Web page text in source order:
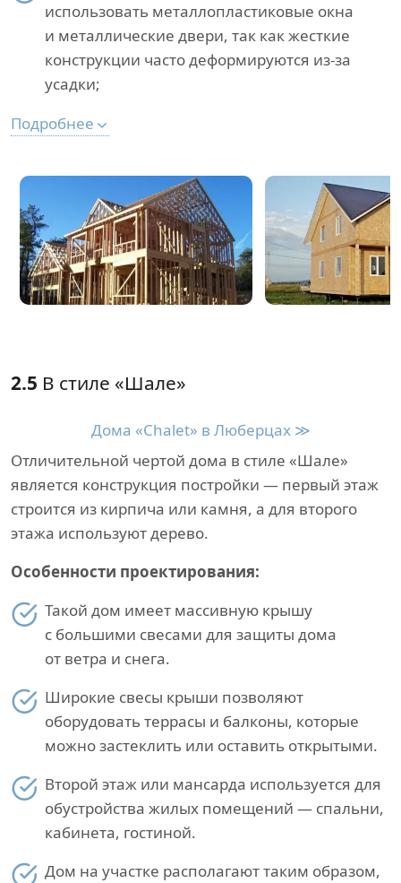
использовать металлопластиковые окна
и металлические двери, так как жесткие
конструкции часто деформируются из-за
усадки;
Подробнее
2.5 В стиле «Шале»
Дома «Chalet» в Люберцах ≫
Отличительной чертой дома в стиле «Шале»
является конструкция постройки — первый этаж
строится из кирпича или камня, а для второго
этажа используют дерево.
Особенности проектирования:
Такой дом имеет массивную крышу
с большими свесами для защиты дома
от ветра и снега.
Широкие свесы крыши позволяют
оборудовать террасы и балконы, которые
можно застеклить или оставить открытыми.
Второй этаж или мансарда используется для
обустройства жилых помещений — спальни,
кабинета, гостиной.
Дом на участке располагают таким образом,